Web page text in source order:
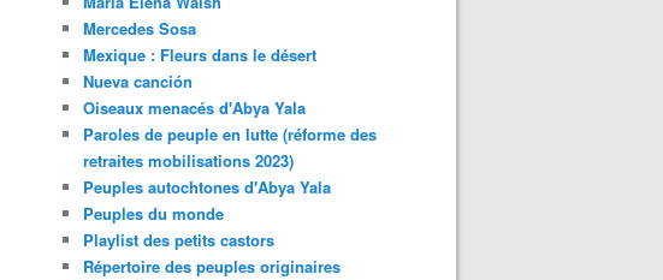
Mercedes Sosa
Mexique : Fleurs dans le désert
Nueva canción
Oiseaux menacés d'Abya Yala
Paroles de peuple en lutte (réforme des
retraites mobilisations 2023)
Peuples autochtones d'Abya Yala
Peuples du monde
Playlist des petits castors
Répertoire des peuples originaires